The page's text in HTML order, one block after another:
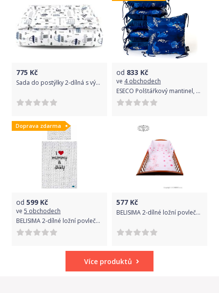
775 Kč
Sada do postýlky 2-dílná s výplní - MĚSTEČKO bílo-granátová - BabyNellys rozměr 120x90cm
od 833 Kč
ve 4 obchodech
ESECO Polštářkový mantinel, swan lake
Doprava zdarma
od 599 Kč
ve 5 obchodech
BELISIMA 2-dílné ložní povlečení Belisima I love 100/135 bílé Bílá
577 Kč
BELISIMA 2-dílné ložní povlečení Belisima Veselé Hvězdičky 100/135 růžové
Více produktů